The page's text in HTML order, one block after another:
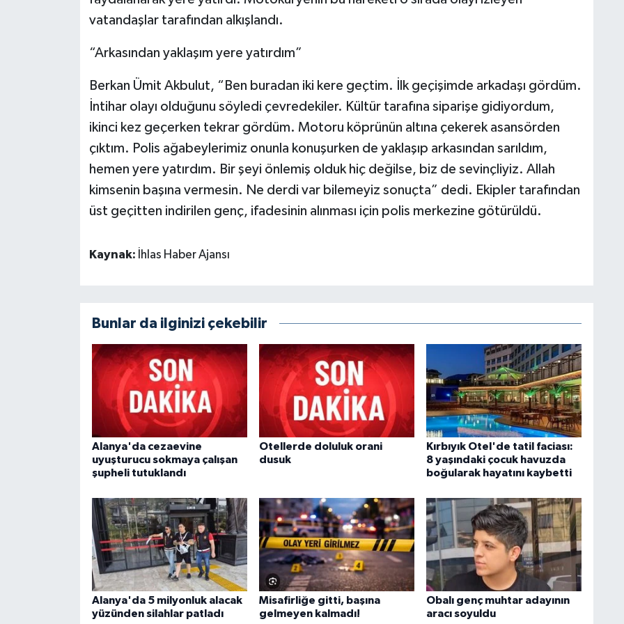
vatandaşlar tarafından alkışlandı.
“Arkasından yaklaşım yere yatırdım”
Berkan Ümit Akbulut, “Ben buradan iki kere geçtim. İlk geçişimde arkadaşı gördüm.
İntihar olayı olduğunu söyledi çevredekiler. Kültür tarafına siparişe gidiyordum,
ikinci kez geçerken tekrar gördüm. Motoru köprünün altına çekerek asansörden
çıktım. Polis ağabeylerimiz onunla konuşurken de yaklaşıp arkasından sarıldım,
hemen yere yatırdım. Bir şeyi önlemiş olduk hiç değilse, biz de sevinçliyiz. Allah
kimsenin başına vermesin. Ne derdi var bilemeyiz sonuçta” dedi. Ekipler tarafından
üst geçitten indirilen genç, ifadesinin alınması için polis merkezine götürüldü.
Kaynak: İhlas Haber Ajansı
Bunlar da ilginizi çekebilir
Alanya'da cezaevine
uyuşturucu sokmaya çalışan
şupheli tutuklandı
Otellerde doluluk orani
dusuk
Kırbıyık Otel'de tatil faciası:
8 yaşındaki çocuk havuzda
boğularak hayatını kaybetti
Alanya'da 5 milyonluk alacak
yüzünden silahlar patladı
Misafirliğe gitti, başına
gelmeyen kalmadı!
Obalı genç muhtar adayının
aracı soyuldu